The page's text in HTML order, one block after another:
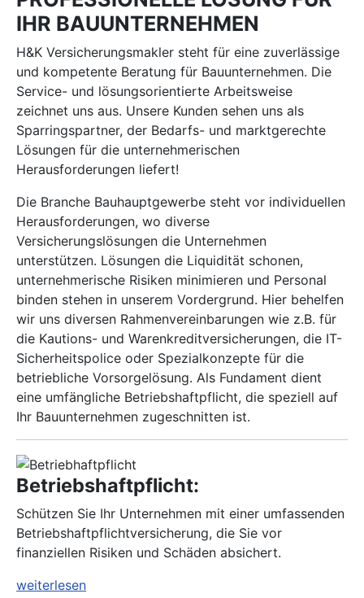
IHR BAUUNTERNEHMEN
H&K Versicherungsmakler steht für eine zuverlässige
und kompetente Beratung für Bauunternehmen. Die
Service- und lösungsorientierte Arbeitsweise
zeichnet uns aus. Unsere Kunden sehen uns als
Sparringspartner, der Bedarfs- und marktgerechte
Lösungen für die unternehmerischen
Herausforderungen liefert!
Die Branche Bauhauptgewerbe steht vor individuellen
Herausforderungen, wo diverse
Versicherungslösungen die Unternehmen
unterstützen. Lösungen die Liquidität schonen,
unternehmerische Risiken minimieren und Personal
binden stehen in unserem Vordergrund. Hier behelfen
wir uns diversen Rahmenvereinbarungen wie z.B. für
die Kautions- und Warenkreditversicherungen, die IT-
Sicherheitspolice oder Spezialkonzepte für die
betriebliche Vorsorgelösung. Als Fundament dient
eine umfängliche Betriebshaftpflicht, die speziell auf
Ihr Bauunternehmen zugeschnitten ist.
Betriebshaftpflicht:
Schützen Sie Ihr Unternehmen mit einer umfassenden
Betriebshaftpflichtversicherung, die Sie vor
finanziellen Risiken und Schäden absichert.
weiterlesen